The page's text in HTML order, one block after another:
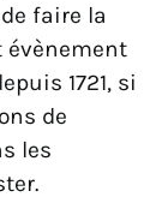
faire la
évènement
1721, si
de
les